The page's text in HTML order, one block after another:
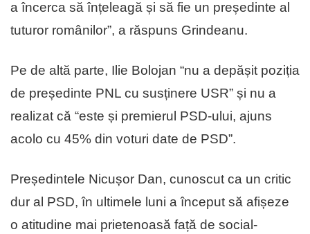
a încerca să înțeleagă și să fie un președinte al
tuturor românilor”, a răspuns Grindeanu.
Pe de altă parte, Ilie Bolojan “nu a depășit poziția
de președinte PNL cu susținere USR” și nu a
realizat că “este și premierul PSD-ului, ajuns
acolo cu 45% din voturi date de PSD”.
Președintele Nicușor Dan, cunoscut ca un critic
dur al PSD, în ultimele luni a început să afișeze
o atitudine mai prietenoasă față de social-